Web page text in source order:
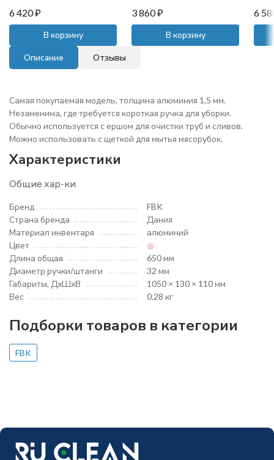
(1630-2750 мм, d=31мм,
черный)
6 420₽
В корзину
3 860₽
В корзину
6
Описание Отзывы
Самая покупаемая модель, толщина алюминия 1,5 мм.
Незаменима, где требуется короткая ручка для уборки.
Обычно используется с ершом для очистки труб и сливов.
Можно использовать с щеткой для мытья мясорубок.
Характеристики
Общие хар-ки
Бренд
FBK
Страна бренда
Дания
Материал инвентаря
алюминий
Цвет
Длина общая
650 мм
Диаметр ручки/штанги
32 мм
Габариты, ДхШхВ
1050 × 130 × 110 мм
Вес
0.28 кг
Подборки товаров в категории
FBK